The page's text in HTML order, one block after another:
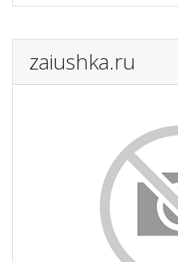
zaiushka.ru